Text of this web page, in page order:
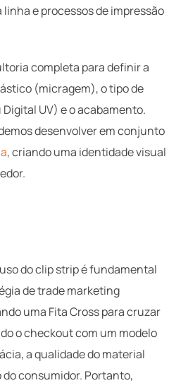
e processos de impressão
completa para definir a
(micragem), o tipo de
UV) e o acabamento.
desenvolver em conjunto
, criando uma identidade visual
do clip strip é fundamental
de trade marketing
uma Fita Cross para cruzar
o checkout com um modelo
a qualidade do material
consumidor. Portanto,